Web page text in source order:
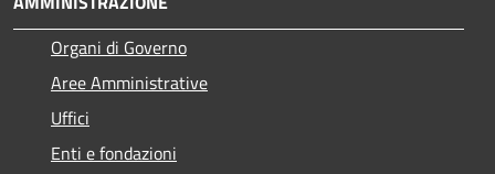
Organi di Governo
Aree Amministrative
Uffici
Enti e fondazioni